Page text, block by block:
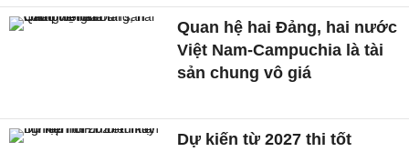
Quan hệ hai Đảng, hai nước
Việt Nam-Campuchia là tài
sản chung vô giá ​
Dự kiến từ 2027 thi tốt